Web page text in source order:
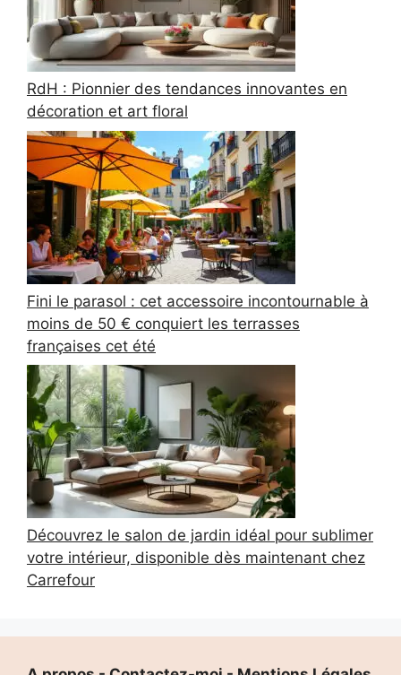
RdH : Pionnier des tendances innovantes en
décoration et art floral
Fini le parasol : cet accessoire incontournable à
moins de 50 € conquiert les terrasses
françaises cet été
Découvrez le salon de jardin idéal pour sublimer
votre intérieur, disponible dès maintenant chez
Carrefour